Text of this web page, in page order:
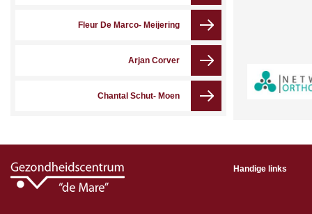
Fleur De Marco- Meijering
Arjan Corver
Chantal Schut- Moen
Handige links